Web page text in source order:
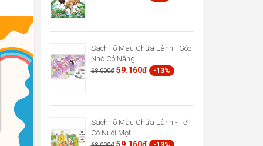
Sách Tô Màu Chữa Lành - Góc
Nhỏ Có Nắng
68.000đ 59.160đ -13%
Sách Tô Màu Chữa Lành - Tớ
Có Nuôi Một...
59.160đ